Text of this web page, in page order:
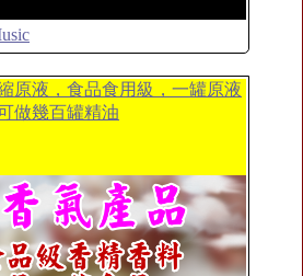
原液，食品食用級，一罐原液
做幾百罐精油